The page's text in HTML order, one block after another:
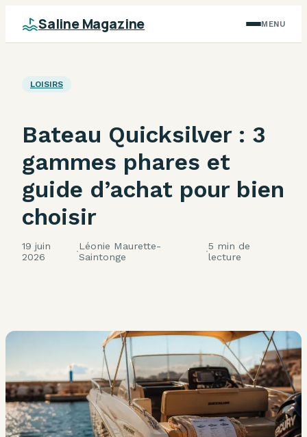
Saline Magazine MENU
LOISIRS
Bateau Quicksilver : 3
gammes phares et
guide d’achat pour bien
choisir
19 juin
2026
·Léonie Maurette-
Saintonge
·5 min de
lecture